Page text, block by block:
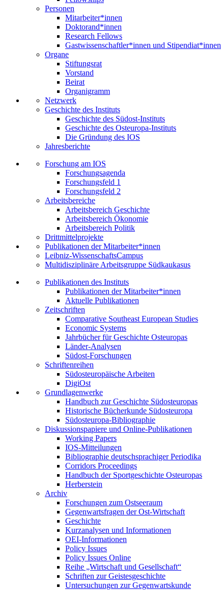
Personen
Mitarbeiter*innen
Doktorand*innen
Research Fellows
Gastwissenschaftler*innen und Stipendiat*innen
Organe
Stiftungsrat
Vorstand
Beirat
Organigramm
Netzwerk
Geschichte des Instituts
Geschichte des Südost-Instituts
Geschichte des Osteuropa-Instituts
Die Gründung des IOS
Jahresberichte
Forschung am IOS
Forschungsagenda
Forschungsfeld 1
Forschungsfeld 2
Arbeitsbereiche
Arbeitsbereich Geschichte
Arbeitsbereich Ökonomie
Arbeitsbereich Politik
Drittmittelprojekte
Publikationen der Mitarbeiter*innen
Leibniz-WissenschaftsCampus
Multidisziplinäre Arbeitsgruppe Südkaukasus
Publikationen des Instituts
Publikationen der Mitarbeiter*innen
Aktuelle Publikationen
Zeitschriften
Comparative Southeast European Studies
Economic Systems
Jahrbücher für Geschichte Osteuropas
Länder-Analysen
Südost-Forschungen
Schriftenreihen
Südosteuropäische Arbeiten
DigiOst
Grundlagenwerke
Handbuch zur Geschichte Südosteuropas
Historische Bücherkunde Südosteuropa
Südosteuropa-Bibliographie
Diskussionspapiere und Online-Publikationen
Working Papers
IOS-Mitteilungen
Bibliographie deutschsprachiger Periodika
Corridors Proceedings
Handbuch der Sportgeschichte Osteuropas
Herberstein
Archiv
Forschungen zum Ostseeraum
Gegenwartsfragen der Ost-Wirtschaft
Geschichte
Kurzanalysen und Informationen
OEI-Informationen
Policy Issues
Policy Issues Online
Reihe „Wirtschaft und Gesellschaft“
Schriften zur Geistesgeschichte
Untersuchungen zur Gegenwartskunde